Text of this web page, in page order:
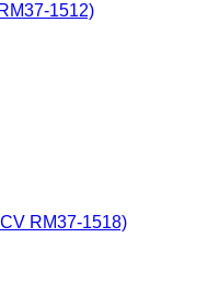
1512)
RM37-1518)